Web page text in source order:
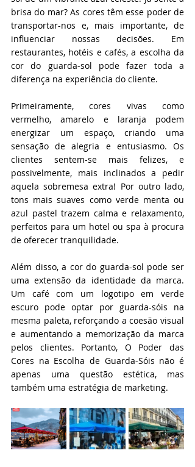
brisa do mar? As cores têm esse poder de
transportar-nos e, mais importante, de
influenciar nossas decisões. Em
restaurantes, hotéis e cafés, a escolha da
cor do guarda-sol pode fazer toda a
diferença na experiência do cliente.
Primeiramente, cores vivas como
vermelho, amarelo e laranja podem
energizar um espaço, criando uma
sensação de alegria e entusiasmo. Os
clientes sentem-se mais felizes, e
possivelmente, mais inclinados a pedir
aquela sobremesa extra! Por outro lado,
tons mais suaves como verde menta ou
azul pastel trazem calma e relaxamento,
perfeitos para um hotel ou spa à procura
de oferecer tranquilidade.
Além disso, a cor do guarda-sol pode ser
uma extensão da identidade da marca.
Um café com um logotipo em verde
escuro pode optar por guarda-sóis na
mesma paleta, reforçando a coesão visual
e aumentando a memorização da marca
pelos clientes. Portanto, O Poder das
Cores na Escolha de Guarda-Sóis não é
apenas uma questão estética, mas
também uma estratégia de marketing.